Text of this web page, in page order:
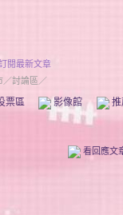
閱最新文章
／討論區／
票區 影像館
看回應文